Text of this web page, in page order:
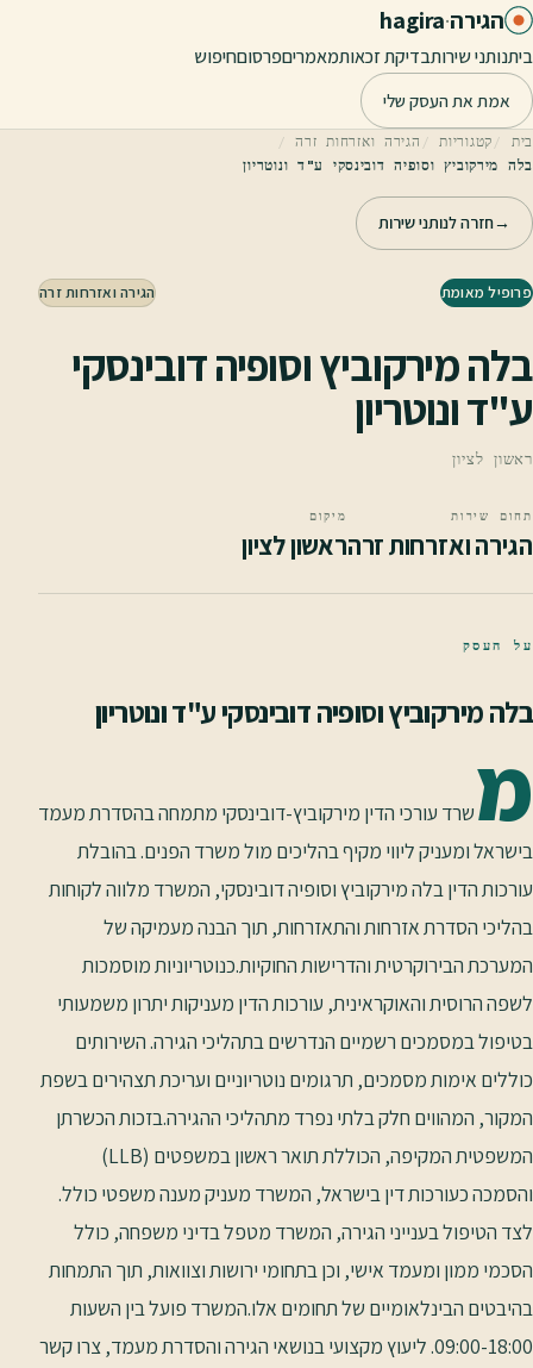
דלג לתוכן הראשי
הגירה·
hagira
ביתנותני שירותבדיקת זכאותמאמריםפרסוםחיפוש
אמת את העסק שלי
בית קטגוריות
הגירה ואזרחות זרה
בלה מירקוביץ וסופיה דובינסקי ע"ד ונוטריון
→חזרה לנותני שירות
פרופיל מאומת הגירה ואזרחות זרה
בלה מירקוביץ וסופיה דובינסקי
ע"ד ונוטריון
ראשון לציון
תחום שירות
הגירה ואזרחות זרה
מיקום
ראשון לציון
על העסק
בלה מירקוביץ וסופיה דובינסקי ע"ד ונוטריון
משרד עורכי הדין מירקוביץ-דובינסקי מתמחה בהסדרת מעמד
בישראל ומעניק ליווי מקיף בהליכים מול משרד הפנים. בהובלת
עורכות הדין בלה מירקוביץ וסופיה דובינסקי, המשרד מלווה לקוחות
בהליכי הסדרת אזרחות והתאזרחות, תוך הבנה מעמיקה של
המערכת הבירוקרטית והדרישות החוקיות.כנוטריוניות מוסמכות
לשפה הרוסית והאוקראינית, עורכות הדין מעניקות יתרון משמעותי
בטיפול במסמכים רשמיים הנדרשים בתהליכי הגירה. השירותים
כוללים אימות מסמכים, תרגומים נוטריוניים ועריכת תצהירים בשפת
המקור, המהווים חלק בלתי נפרד מתהליכי ההגירה.בזכות הכשרתן
המשפטית המקיפה, הכוללת תואר ראשון במשפטים (LLB)
והסמכה כעורכות דין בישראל, המשרד מעניק מענה משפטי כולל.
לצד הטיפול בענייני הגירה, המשרד מטפל בדיני משפחה, כולל
הסכמי ממון ומעמד אישי, וכן בתחומי ירושות וצוואות, תוך התמחות
בהיבטים הבינלאומיים של תחומים אלו.המשרד פועל בין השעות
09:00-18:00. ליעוץ מקצועי בנושאי הגירה והסדרת מעמד, צרו קשר